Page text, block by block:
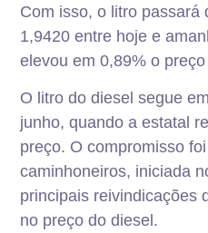
Com isso, o litro passará
1,9420 entre hoje e
elevou em 0,89% o
O litro do diesel segue
junho, quando a estatal
preço. O compromisso
caminhoneiros, iniciada
principais reivindicações
no preço do diesel.